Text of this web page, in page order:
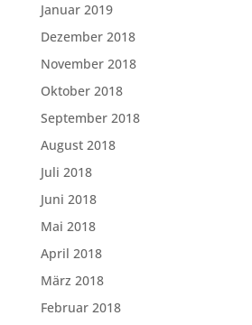
Januar 2019
Dezember 2018
November 2018
Oktober 2018
September 2018
August 2018
Juli 2018
Juni 2018
Mai 2018
April 2018
März 2018
Februar 2018